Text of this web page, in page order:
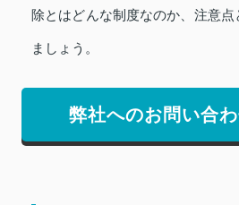
除とはどんな制度なのか、注意点
ましょう。
弊社へのお問い合